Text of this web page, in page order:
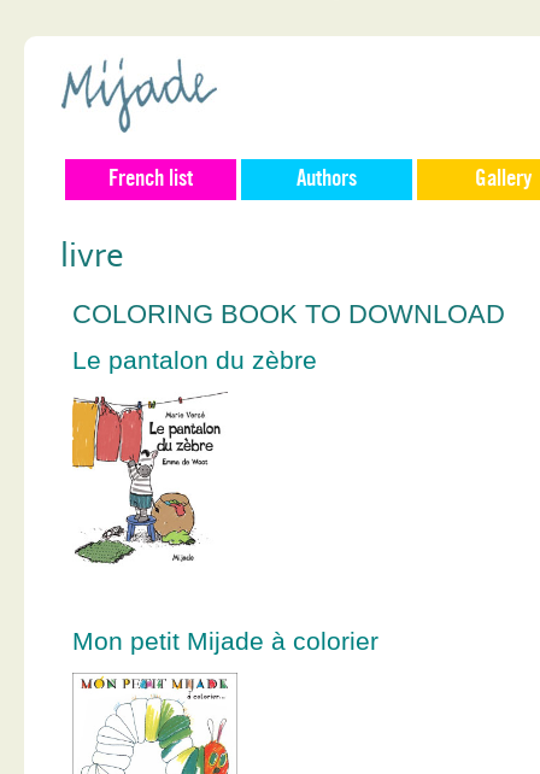
French list Authors Gallery
livre
COLORING BOOK TO DOWNLOAD
Le pantalon du zèbre
Mon petit Mijade à colorier